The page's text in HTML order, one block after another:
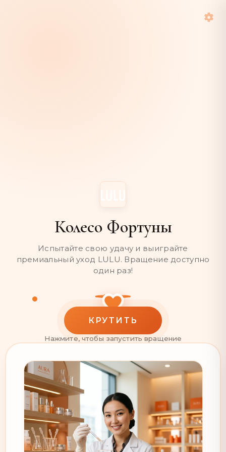
Колесо Фортуны
Испытайте свою удачу и выиграйте
премиальный уход LULU. Вращение доступно
один раз!
LULU
КРУТИТЬ
Нажмите, чтобы запустить вращение